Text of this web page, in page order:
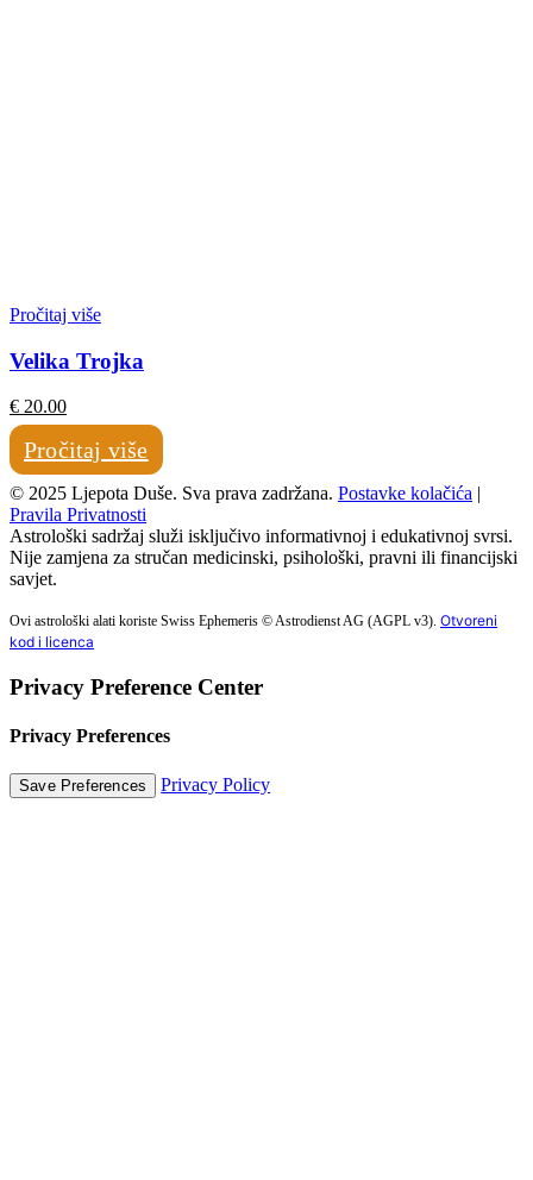
Pročitaj više
Velika Trojka
€ 20.00
Pročitaj više
© 2025 Ljepota Duše. Sva prava zadržana. Postavke kolačića |
Pravila Privatnosti
Astrološki sadržaj služi isključivo informativnoj i edukativnoj svrsi.
Nije zamjena za stručan medicinski, psihološki, pravni ili financijski
savjet.
Ovi astrološki alati koriste Swiss Ephemeris © Astrodienst AG (AGPL v3). Otvoreni
kod i licenca
Privacy Preference Center
Privacy Preferences
Privacy Policy